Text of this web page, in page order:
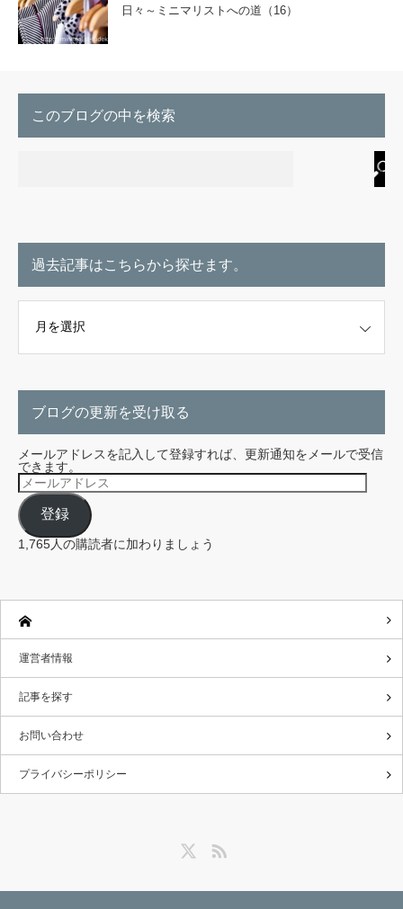
日々～ミニマリストへの道（16）
このブログの中を検索
過去記事はこちらから探せます。
ちらから探せます。
ブログの更新を受け取る
メールアドレスを記入して登録すれば、更新通知をメールで受信
できます。
メ
ー
ル
ア
ド
レ
ス
登録
1,765人の購読者に加わりましょう
運営者情報
記事を探す
お問い合わせ
プライバシーポリシー